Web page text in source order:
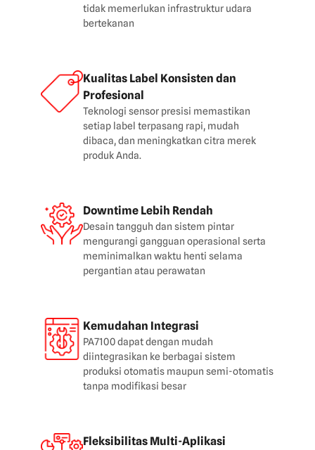
tidak memerlukan infrastruktur udara
bertekanan
Kualitas Label Konsisten dan
Profesional
Teknologi sensor presisi memastikan
setiap label terpasang rapi, mudah
dibaca, dan meningkatkan citra merek
produk Anda.
Downtime Lebih Rendah
Desain tangguh dan sistem pintar
mengurangi gangguan operasional serta
meminimalkan waktu henti selama
pergantian atau perawatan
Kemudahan Integrasi
PA7100 dapat dengan mudah
diintegrasikan ke berbagai sistem
produksi otomatis maupun semi-otomatis
tanpa modifikasi besar
Fleksibilitas Multi-Aplikasi